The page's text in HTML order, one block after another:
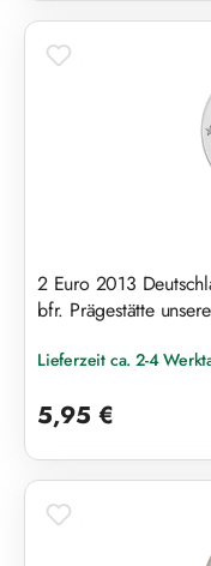
2 Euro 2013
bfr. Prägestätte
Lieferzeit ca. 2-4
5,95 €